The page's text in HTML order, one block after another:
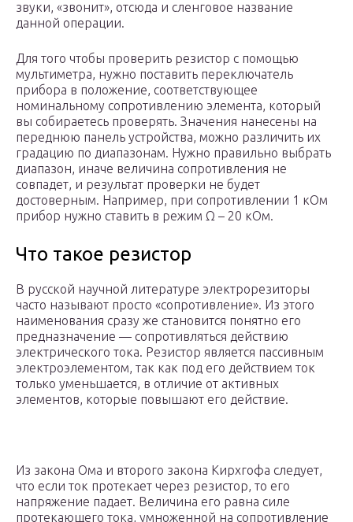
звуки, «звонит», отсюда и сленговое название
данной операции.
Для того чтобы проверить резистор с помощью
мультиметра, нужно поставить переключатель
прибора в положение, соответствующее
номинальному сопротивлению элемента, который
вы собираетесь проверять. Значения нанесены на
переднюю панель устройства, можно различить их
градацию по диапазонам. Нужно правильно выбрать
диапазон, иначе величина сопротивления не
совпадет, и результат проверки не будет
достоверным. Например, при сопротивлении 1 кОм
прибор нужно ставить в режим Ω – 20 кОм.
Что такое резистор
В русской научной литературе электрорезиторы
часто называют просто «сопротивление». Из этого
наименования сразу же становится понятно его
предназначение — сопротивляться действию
электрического тока. Резистор является пассивным
электроэлементом, так как под его действием ток
только уменьшается, в отличие от активных
элементов, которые повышают его действие.
Из закона Ома и второго закона Кирхгофа следует,
что если ток протекает через резистор, то его
напряжение падает. Величина его равна силе
протекающего тока, умноженной на сопротивление